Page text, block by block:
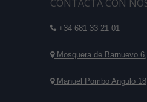
CONTACTA CON
+34 681 33 21 01
Mosquera de Barnuevo
Manuel Pombo Angulo